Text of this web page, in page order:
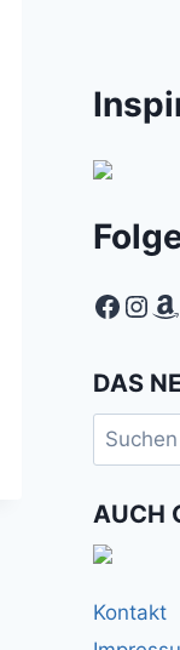
DAS
Suchen
nach:
AUCH
Kontakt